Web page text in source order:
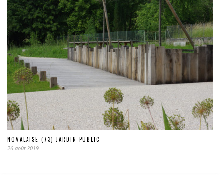
NOVALAISE (73) JARDIN PUBLIC
26 août 2019